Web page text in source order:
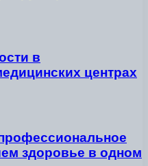
в
центрах
здоровье в одном